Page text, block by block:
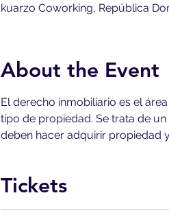
kuarzo Coworking, República
About the Event
El derecho inmobiliario es el
tipo de propiedad. Se trata de
deben hacer adquirir propiedad
Tickets